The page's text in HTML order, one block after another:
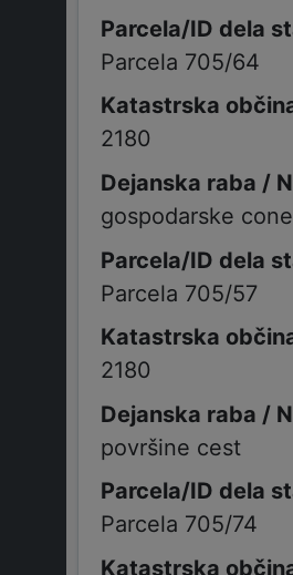
Parcela 705/64
2180
gospodarske cone
Parcela 705/57
2180
površine cest
Parcela 705/74